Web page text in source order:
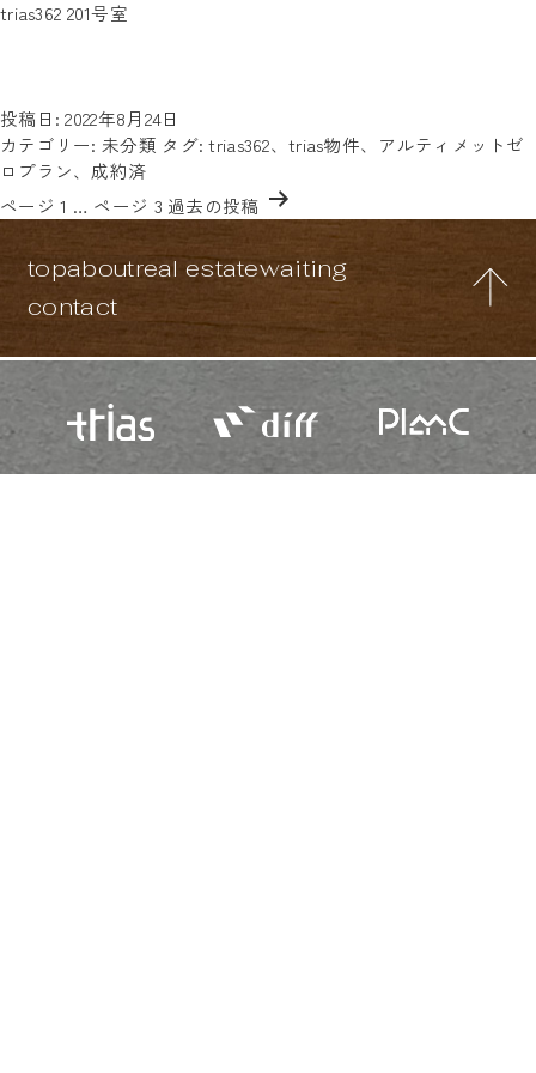
タグ:trias362
trias362 201号室
椎名町の他、東長崎駅や落合南長崎駅からも徒歩10分以内にあ
号
投稿日:2022年8月24日
カテゴリー: 未分類 タグ:trias362、trias物件、 アルティメットゼ
ロプラン、 成約済
投
稿
送
ページ 1 … ページ 3 過去の投稿
topaboutreal estatewaiting
contact